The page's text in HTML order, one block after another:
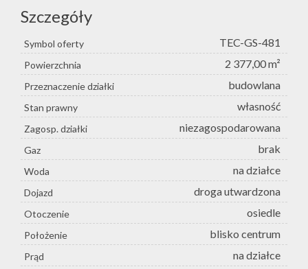
Szczegóły
Symbol oferty TEC-GS-481
Powierzchnia 2 377,00 m²
Przeznaczenie działki budowlana
Stan prawny własność
Zagosp. działki niezagospodarowana
Gaz brak
Woda na działce
Dojazd droga utwardzona
Otoczenie osiedle
Położenie blisko centrum
Prąd na działce